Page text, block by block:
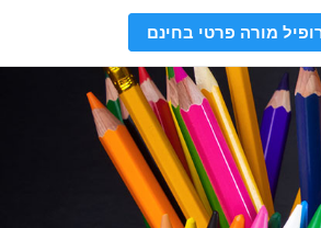
מורה פרטי בחינם